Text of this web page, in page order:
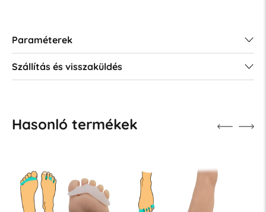
Paraméterek
Szállítás és visszaküldés
Hasonló termékek